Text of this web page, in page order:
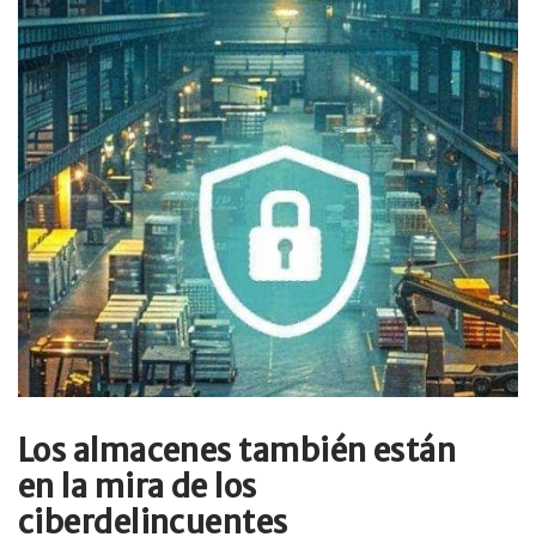
Los almacenes también están
en la mira de los
ciberdelincuentes